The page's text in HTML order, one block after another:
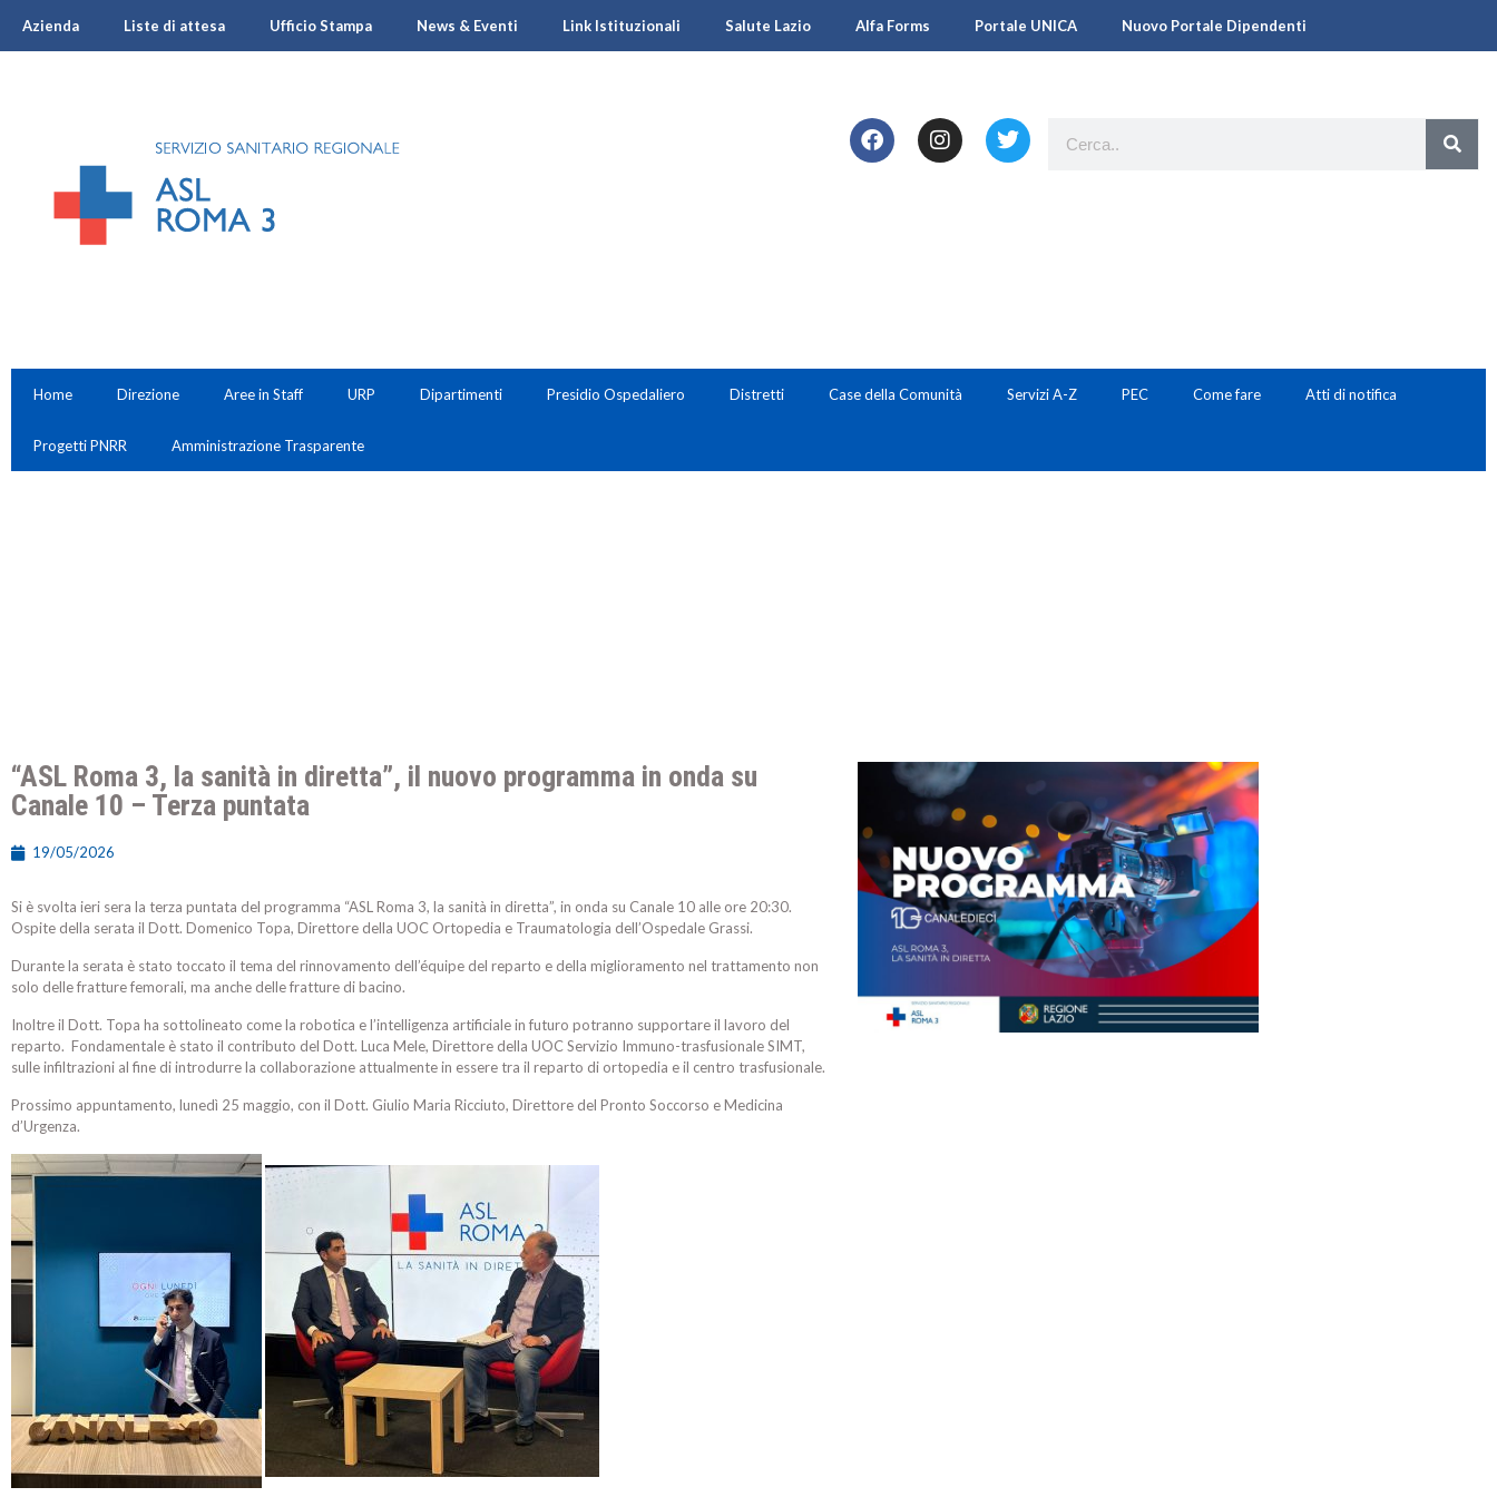
Azienda Liste di attesa Ufficio Stampa News & Eventi Link Istituzionali Salute Lazio Alfa Forms Portale UNICA Nuovo Portale Dipendenti
Home Direzione Aree in Staff URP Dipartimenti Presidio Ospedaliero Distretti Case della Comunità Servizi A-Z PEC Come fare Atti di notifica
Progetti PNRR Amministrazione Trasparente
“ASL Roma 3, la sanità in diretta”, il nuovo programma in onda su
Canale 10 – Terza puntata
19/05/2026
Si è svolta ieri sera la terza puntata del programma “ASL Roma 3, la sanità in diretta”, in onda su Canale 10 alle ore 20:30.
Ospite della serata il Dott. Domenico Topa, Direttore della UOC Ortopedia e Traumatologia dell’Ospedale Grassi.
Durante la serata è stato toccato il tema del rinnovamento dell’équipe del reparto e della miglioramento nel trattamento non
solo delle fratture femorali, ma anche delle fratture di bacino.
Inoltre il Dott. Topa ha sottolineato come la robotica e l’intelligenza artificiale in futuro potranno supportare il lavoro del
reparto. Fondamentale è stato il contributo del Dott. Luca Mele, Direttore della UOC Servizio Immuno-trasfusionale SIMT,
sulle infiltrazioni al fine di introdurre la collaborazione attualmente in essere tra il reparto di ortopedia e il centro trasfusionale.
Prossimo appuntamento, lunedì 25 maggio, con il Dott. Giulio Maria Ricciuto, Direttore del Pronto Soccorso e Medicina
d’Urgenza.